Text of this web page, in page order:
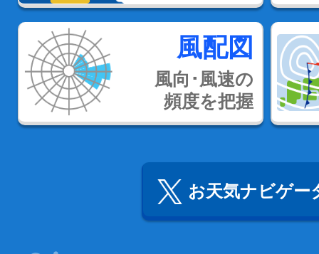
風配図
風向･風速の
頻度を把握
お天気ナビゲー